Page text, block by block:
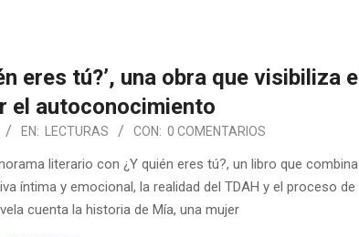
eres tú?’, una obra que visibiliza el
el autoconocimiento
EN: LECTURAS CON: 0 COMENTARIOS
literario con ¿Y quién eres tú?, un libro que combina
íntima y emocional, la realidad del TDAH y el proceso de
cuenta la historia de Mía, una mujer